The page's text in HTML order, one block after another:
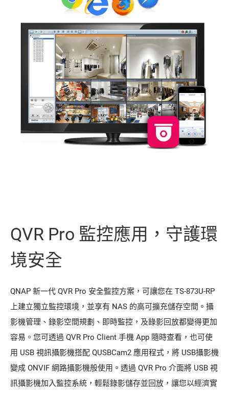
QVR Pro 監控應用，守護環
境安全
QNAP 新一代 QVR Pro 安全監控方案，可讓您在 TS-873U-RP
上建立獨立監控環境，並享有 NAS 的高可擴充儲存空間。攝
影機管理、錄影空間規劃、即時監控，及錄影回放都變得更加
容易。您可透過 QVR Pro Client 手機 App 隨時查看，也可使
用 USB 視訊攝影機搭配 QUSBCam2 應用程式，將 USB攝影機
變成 ONVIF 網路攝影機般使用。透過 QVR Pro 介面將 USB 視
訊攝影機加入監控系統，輕鬆錄影儲存並回放，讓您以經濟實